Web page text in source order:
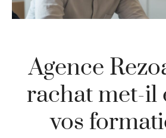
Agence
rachat met-il
vos